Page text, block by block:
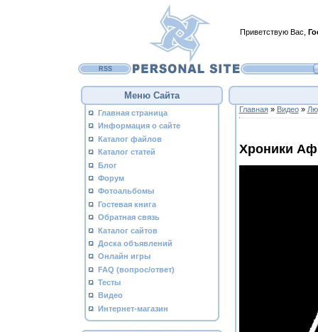
Приветствую Вас
RSS
Меню Сайта
Главная страница
Информация о сайте
Каталог файлов
Каталог статей
Блог
Форум
Фотоальбомы
Гостевая книга
Обратная связь
Каталог сайтов
Доска объявлений
Онлайн игры
FAQ (вопрос/ответ)
Тесты
Видео
Интернет-магазин
Главная» Видео»
Хроники